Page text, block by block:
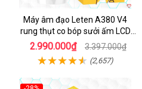
Máy âm đạo Leten A380 V4
rung thụt co bóp sưởi ấm LCD
đẹp
2.990.000₫ 3.397.000₫
(2,657)